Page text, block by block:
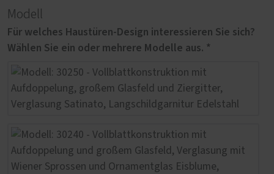
Modell
Für welches Haustüren-Design interessieren Sie sich?
Wählen Sie ein oder mehrere Modelle aus. *